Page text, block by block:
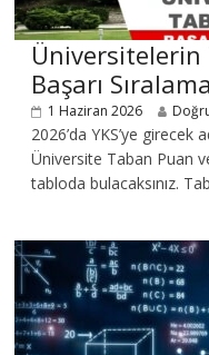
Üniversitelerin
Başarı
1 Haziran 2026
2026’da YKS’ye
Üniversite Taban Puan
tabloda bulacaksınız.